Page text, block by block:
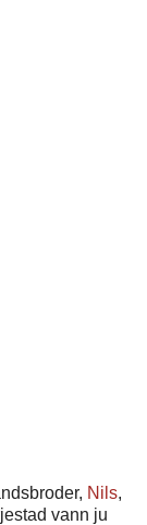
Nils,
vann ju